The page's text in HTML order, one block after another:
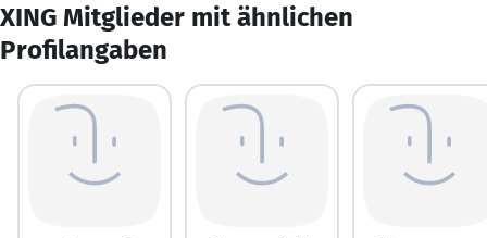
XING Mitglieder mit ähnlichen
Profilangaben